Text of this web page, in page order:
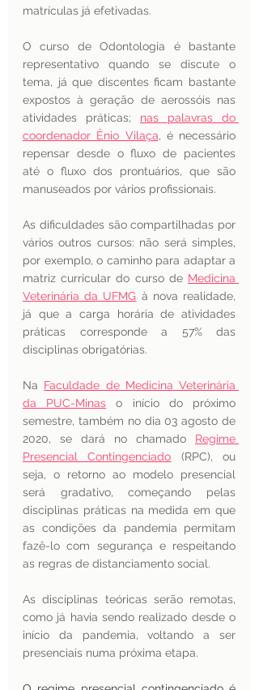
matrículas já efetivadas.
O curso de Odontologia é bastante
representativo quando se discute o
tema, já que discentes ficam bastante
expostos à geração de aerossóis nas
atividades práticas; nas palavras do
coordenador Ênio Vilaça, é necessário
repensar desde o fluxo de pacientes
até o fluxo dos prontuários, que são
manuseados por vários profissionais.
As dificuldades são compartilhadas por
vários outros cursos: não será simples,
por exemplo, o caminho para adaptar a
matriz curricular do curso de Medicina
Veterinária da UFMG à nova realidade,
já que a carga horária de atividades
práticas corresponde a 57% das
disciplinas obrigatórias.
Na Faculdade de Medicina Veterinária
da PUC-Minas o início do próximo
semestre, também no dia 03 agosto de
2020, se dará no chamado Regime
Presencial Contingenciado (RPC), ou
seja, o retorno ao modelo presencial
será gradativo, começando pelas
disciplinas práticas na medida em que
as condições da pandemia permitam
fazê-lo com segurança e respeitando
as regras de distanciamento social.
As disciplinas teóricas serão remotas,
como já havia sendo realizado desde o
início da pandemia, voltando a ser
presenciais numa próxima etapa.